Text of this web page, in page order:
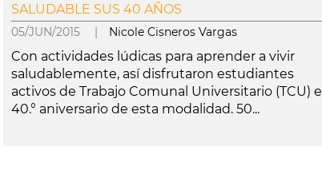
SALUDABLE SUS 40 AÑOS
05/JUN/2015 | Nicole Cisneros Vargas
Con actividades lúdicas para aprender a vivir
saludablemente, así disfrutaron estudiantes
activos de Trabajo Comunal Universitario (TCU) el
40.° aniversario de esta modalidad. 50...